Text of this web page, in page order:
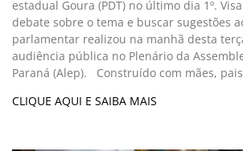
estadual Goura (PDT) no último dia 1º.
debate sobre o tema e buscar sugestões
parlamentar realizou na manhã desta
audiência pública no Plenário da
Paraná (Alep). Construído com mães,
CLIQUE AQUI E SAIBA MAIS